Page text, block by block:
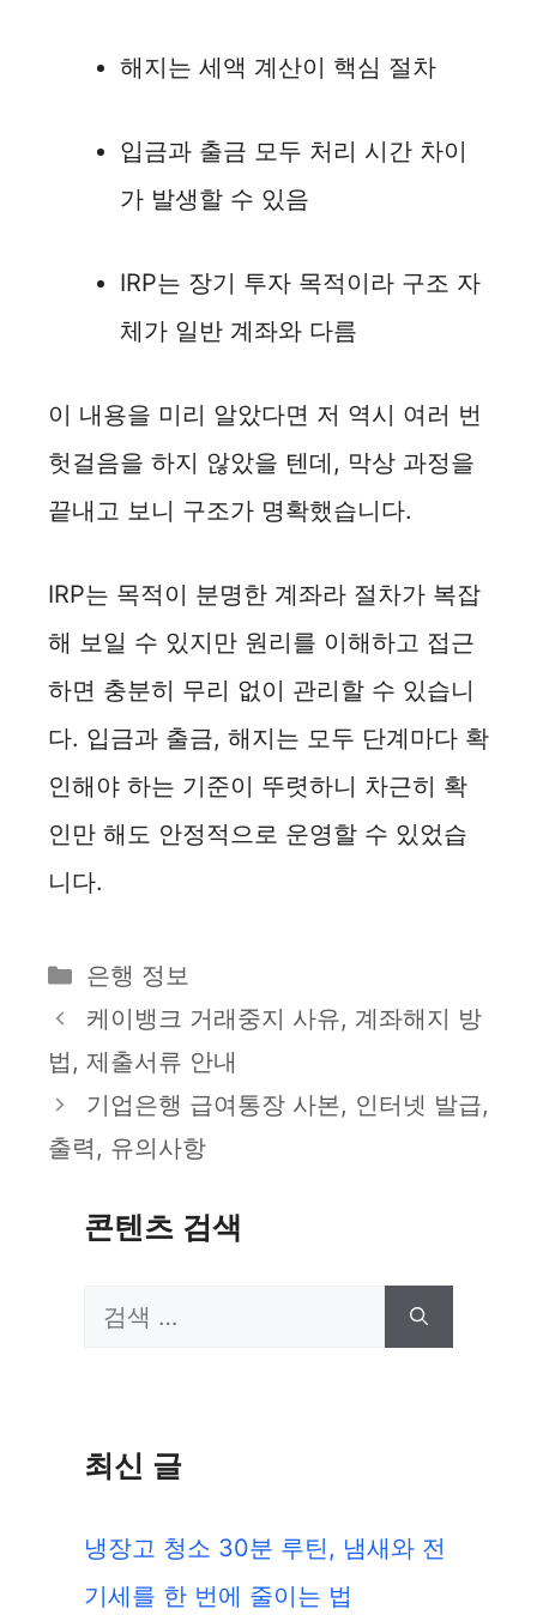
해지는 세액 계산이 핵심 절차
입금과 출금 모두 처리 시간 차이
가 발생할 수 있음
IRP는 장기 투자 목적이라 구조 자
체가 일반 계좌와 다름
이 내용을 미리 알았다면 저 역시 여러 번
헛걸음을 하지 않았을 텐데, 막상 과정을
끝내고 보니 구조가 명확했습니다.
IRP는 목적이 분명한 계좌라 절차가 복잡
해 보일 수 있지만 원리를 이해하고 접근
하면 충분히 무리 없이 관리할 수 있습니
다. 입금과 출금, 해지는 모두 단계마다 확
인해야 하는 기준이 뚜렷하니 차근히 확
인만 해도 안정적으로 운영할 수 있었습
니다.
카
테
리
은행 정보
케이뱅크 거래중지 사유, 계좌해지 방
법, 제출서류 안내
기업은행 급여통장 사본, 인터넷 발급,
출력, 유의사항
콘텐츠 검색
검
최신 글
냉장고 청소 30분 루틴, 냄새와 전
기세를 한 번에 줄이는 법